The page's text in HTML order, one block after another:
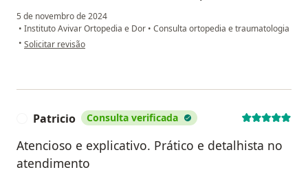
5 de novembro de 2024
• Instituto Avivar Ortopedia e Dor • Consulta ortopedia e traumatologia
• na opinião do utilizador Jorge Martins
Solicitar revisão
Patricio Consulta verificada
Atencioso e explicativo. Prático e detalhista no
atendimento